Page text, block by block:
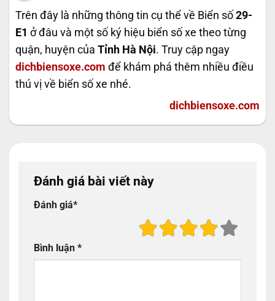
Trên đây là những thông tin cụ thể về Biển số 29-
E1 ở đâu và một số ký hiệu biển số xe theo từng
quận, huyện của Tỉnh Hà Nội. Truy cập ngay
dichbiensoxe.com để khám phá thêm nhiều điều
thú vị về biển số xe nhé.
dichbiensoxe.com
Đánh giá bài viết này
Đánh giá*
Bình luận *